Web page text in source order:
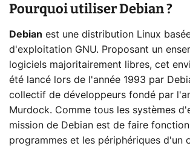
Pourquoi utiliser Debian ?
Debian est une distribution Linux
d'exploitation GNU. Proposant un
logiciels majoritairement libres, cet
été lancé lors de l'année 1993 par
collectif de développeurs fondé par
Murdock. Comme tous les systèmes
mission de Debian est de faire
programmes et les périphériques d'un